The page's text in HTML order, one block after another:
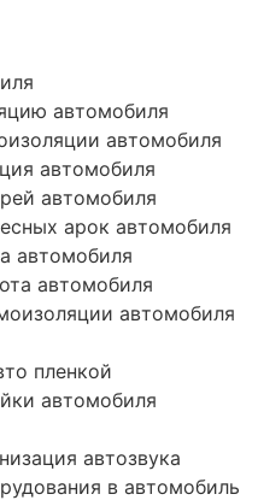
автомобиля
автомобиля
автомобиля
автомобиля
арок автомобиля
автомобиля
автомобиля
автомобиля
пленкой
автомобиля
автозвука
в автомобиль